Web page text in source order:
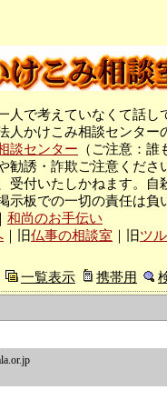
で考えていなくて話し
人かけこみ相談センター
談センター （ご注意：誰
誘・詐欺ご注意くださ
受付いたしかねます。自
示板での一切の責任は負
和尚のお手伝い
｜旧仏事の相談室 ｜旧ツ
一覧表示 携帯用